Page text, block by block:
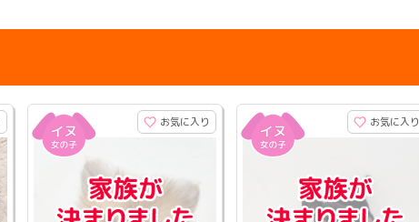
お気に入り お気に入り